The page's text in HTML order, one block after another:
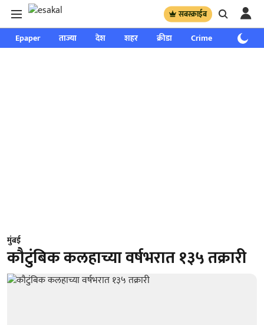
सबस्क्राईब
Epaper ताज्या देश शहर क्रीडा Crime साप्ताहिक
मुंबई
कौटुंबिक कलहाच्या वर्षभरात १३५ तक्रारी